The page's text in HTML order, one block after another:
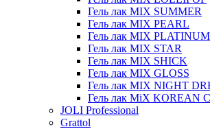
Гель лак MIX SUMMER
Гель лак MIX PEARL
Гель лак MIX PLATINUM
Гель лак MIX STAR
Гель лак MIX SHICK
Гель лак MIX GLOSS
Гель лак MIX NIGHT
Гель лак MiX KOREAN
JOLI Professional
Grattol